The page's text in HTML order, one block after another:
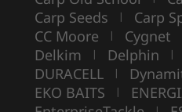
Carp Seeds | Carp
CC Moore | Cygnet
Delkim | Delphin |
DURACELL |
EKO BAITS |